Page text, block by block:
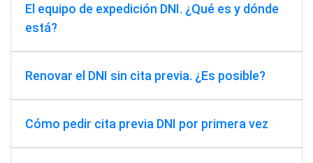
El equipo de expedición DNI. ¿Qué es y dónde
está?
Renovar el DNI sin cita previa. ¿Es posible?
Cómo pedir cita previa DNI por primera vez